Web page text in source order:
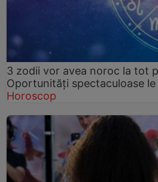
3 zodii vor avea noroc la tot
Oportunități spectaculoase
Horoscop